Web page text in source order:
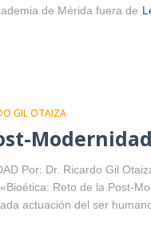
de Mérida fuera de
GIL OTAIZA
Modernidad
Por: Dr. Ricardo Gil
Reto de la Post-
actuación del ser